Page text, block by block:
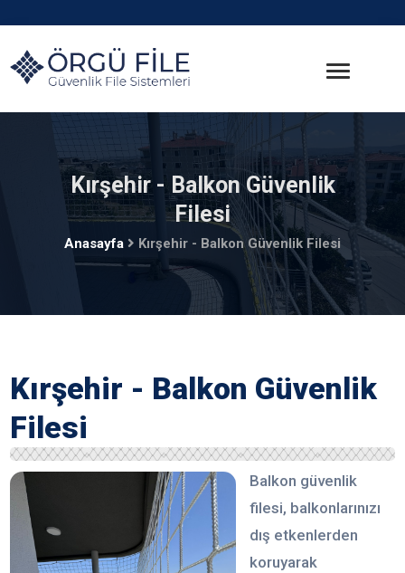
Kırşehir - Balkon Güvenlik
Filesi
Anasayfa Kırşehir - Balkon Güvenlik Filesi
Kırşehir - Balkon Güvenlik
Filesi
Balkon güvenlik
filesi, balkonlarınızı
dış etkenlerden
koruyarak